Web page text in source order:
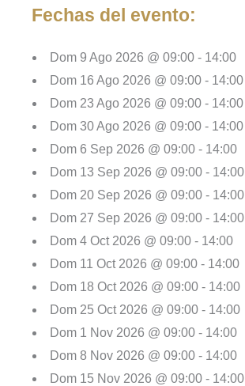
Fechas del evento:
Dom 9 Ago 2026 @ 09:00 - 14:00
Dom 16 Ago 2026 @ 09:00 - 14:00
Dom 23 Ago 2026 @ 09:00 - 14:00
Dom 30 Ago 2026 @ 09:00 - 14:00
Dom 6 Sep 2026 @ 09:00 - 14:00
Dom 13 Sep 2026 @ 09:00 - 14:00
Dom 20 Sep 2026 @ 09:00 - 14:00
Dom 27 Sep 2026 @ 09:00 - 14:00
Dom 4 Oct 2026 @ 09:00 - 14:00
Dom 11 Oct 2026 @ 09:00 - 14:00
Dom 18 Oct 2026 @ 09:00 - 14:00
Dom 25 Oct 2026 @ 09:00 - 14:00
Dom 1 Nov 2026 @ 09:00 - 14:00
Dom 8 Nov 2026 @ 09:00 - 14:00
Dom 15 Nov 2026 @ 09:00 - 14:00